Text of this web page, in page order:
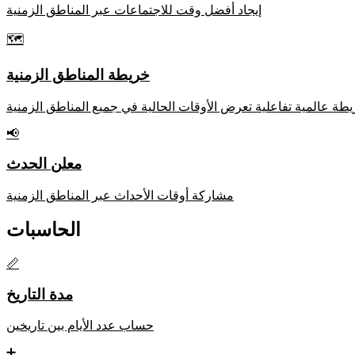
إيجاد أفضل وقت للاجتماعات عبر المناطق الزمنية
🗺️
خريطة المناطق الزمنية
عالمية تفاعلية تعرض الأوقات الحالية في جميع المناطق الزمنية
📢
معلن الحدث
مشاركة أوقات الأحداث عبر المناطق الزمنية
الحاسبات
📏
مدة التاريخ
حساب عدد الأيام بين تاريخين